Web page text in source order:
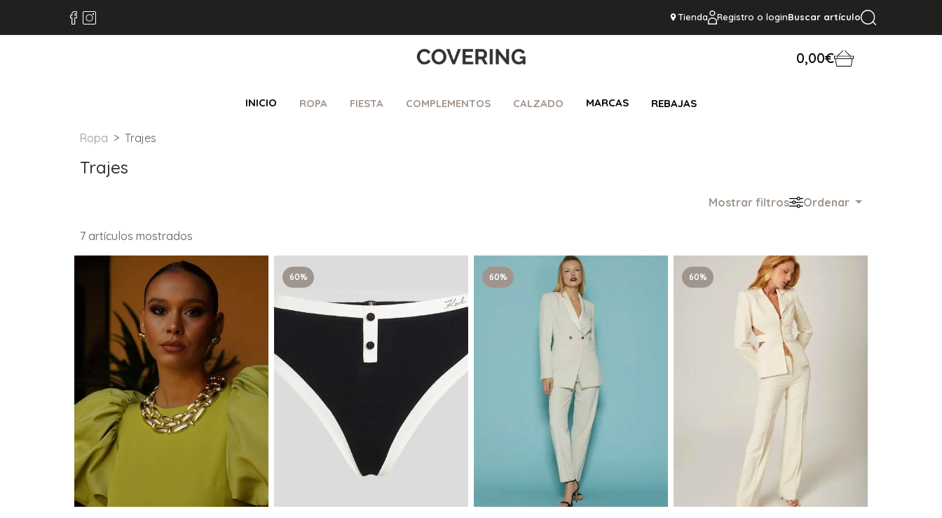
Tienda Registro o loginBuscar artículo
0,00€
INICIO ROPA FIESTA COMPLEMENTOS CALZADO MARCAS REBAJAS
Ropa Trajes
Trajes
Mostrar filtros Ordenar
7 artículos mostrados
60% 60% 60%